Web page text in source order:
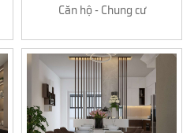
Căn hộ - Chung cư